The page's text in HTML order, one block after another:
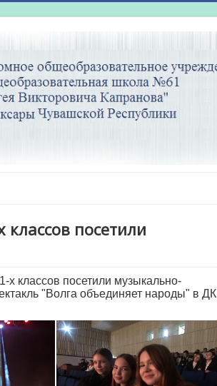
посетили
х классов посетили музыкально-
"Волга объединяет народы" в ДК